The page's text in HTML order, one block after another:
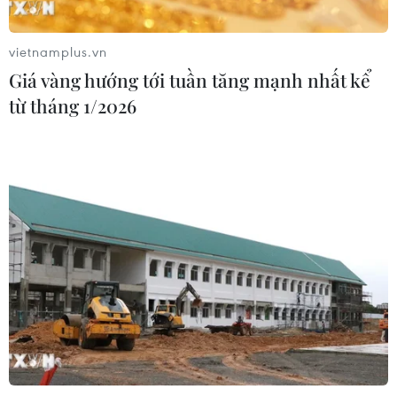
22/07/2026 06:57
Sản phụ ở Australia sinh 4 bé gái
cùng trứng theo cách hoàn toàn tự
Thành phố Hồ Chí Minh: 5 người tử
vong vì bệnh dại trong 6 tháng đầu
năm
20/07/2026 05:41
Vụ ngạt khí tại trang trại heo
ở Thanh Hóa: 5 người tử vong, nhiều
vietnamplus.vn
Giá vàng hướng tới tuần tăng mạnh nhất kể
từ tháng 1/2026